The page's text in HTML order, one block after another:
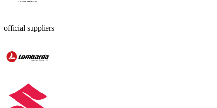
official suppliers